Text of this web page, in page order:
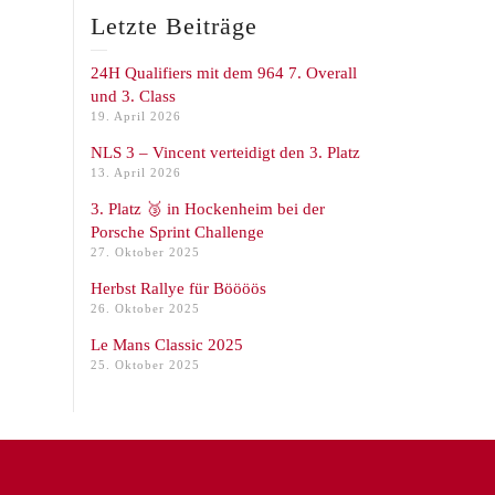
Letzte Beiträge
24H Qualifiers mit dem 964 7. Overall
und 3. Class
19. April 2026
NLS 3 – Vincent verteidigt den 3. Platz
13. April 2026
3. Platz 🥉 in Hockenheim bei der
Porsche Sprint Challenge
27. Oktober 2025
Herbst Rallye für Böööös
26. Oktober 2025
Le Mans Classic 2025
25. Oktober 2025